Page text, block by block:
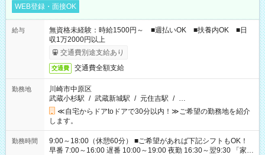
WEB登録・面接OK
給与
無資格未経験：時給1500円～ ■週払いOK ■扶養内OK ■日
収1万2000円以上
交通費別途支給あり
交通費 交通費全額支給
勤務地
川崎市中原区
武蔵小杉駅 / 武蔵新城駅 / 元住吉駅 / …
≪自宅からドアtoドアで30分以内！≫ご希望の勤務地を紹介
します。
勤務時間
9:00～18:00（休憩60分） ■ご希望があれば下記シフトもOK！
早番 7:00～16:00 遅番 10:00～19:00 夜勤 16:30～翌9:30 「家族